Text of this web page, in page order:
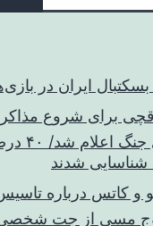
ایران در
برای شروع
آمار
شناسایی شدند
و کاتس درباره
مسی از جت